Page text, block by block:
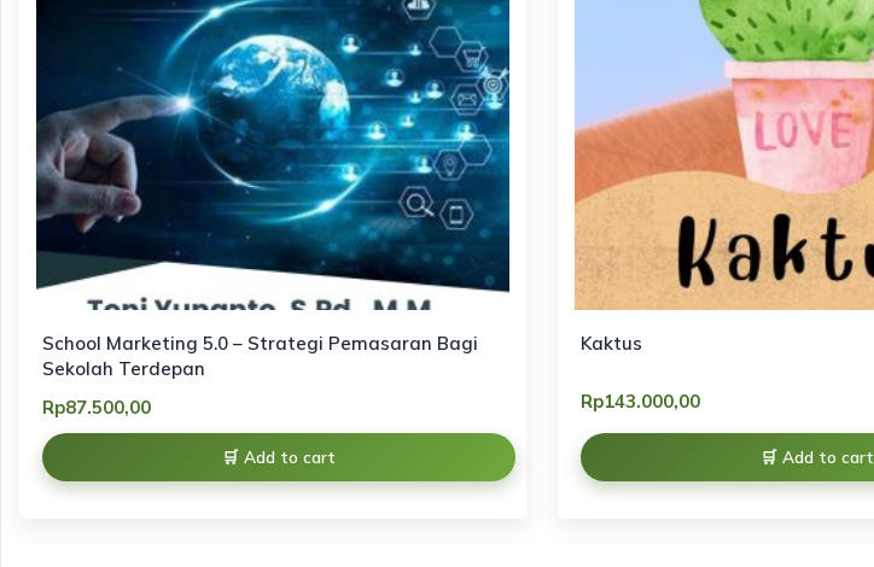
School Marketing 5.0 – Strategi Pemasaran Bagi
Sekolah Terdepan
Rp87.500,00
Add to cart
Kaktus
Rp143.000,00
Add to cart